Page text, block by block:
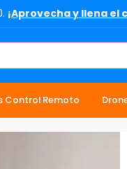
¡Aprovecha y llena el
Control Remoto